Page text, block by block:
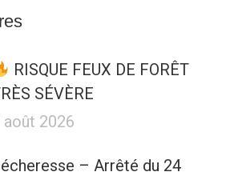
RISQUE FEUX DE FORÊT
SÉVÈRE
août 2026
– Arrêté du 24